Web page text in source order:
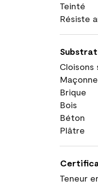
Teinté
Résiste
Substrat
Cloisons
Brique
Bois
Béton
Plâtre
Teneur